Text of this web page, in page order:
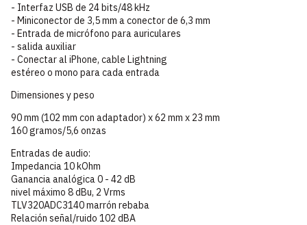
- Interfaz USB de 24 bits/48 kHz
- Miniconector de 3,5 mm a conector de 6,3 mm
- Entrada de micrófono para auriculares
- salida auxiliar
- Conectar al iPhone, cable Lightning
estéreo o mono para cada entrada
Dimensiones y peso
90 mm (102 mm con adaptador) x 62 mm x 23 mm
160 gramos/5,6 onzas
Entradas de audio:
Impedancia 10 kOhm
Ganancia analógica 0 - 42 dB
nivel máximo 8 dBu, 2 Vrms
TLV320ADC3140 marrón rebaba
Relación señal/ruido 102 dBA